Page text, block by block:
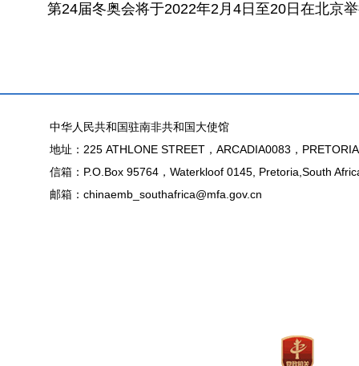
第24届冬奥会将于2022年2月4日至20日在北京
中华人民共和国驻南非共和国大使馆
地址：225 ATHLONE STREET，ARCADIA0083，
信箱：P.O.Box 95764，Waterkloof 0145, Pretoria,South
邮箱：chinaemb_southafrica@mfa.gov.cn